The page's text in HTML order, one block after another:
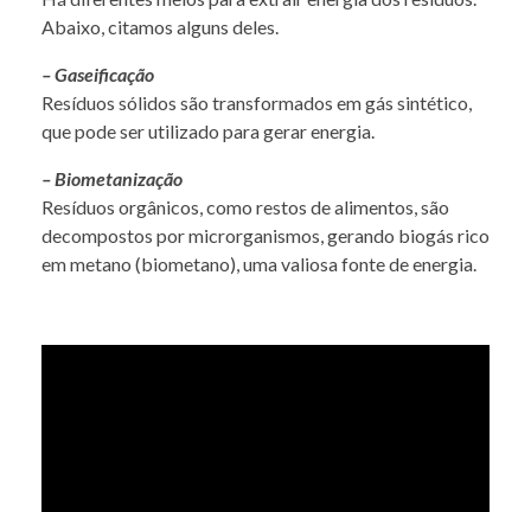
Abaixo, citamos alguns deles.
– Gaseificação
Resíduos sólidos são transformados em gás sintético,
que pode ser utilizado para gerar energia.
– Biometanização
Resíduos orgânicos, como restos de alimentos, são
decompostos por microrganismos, gerando biogás rico
em metano (biometano), uma valiosa fonte de energia.